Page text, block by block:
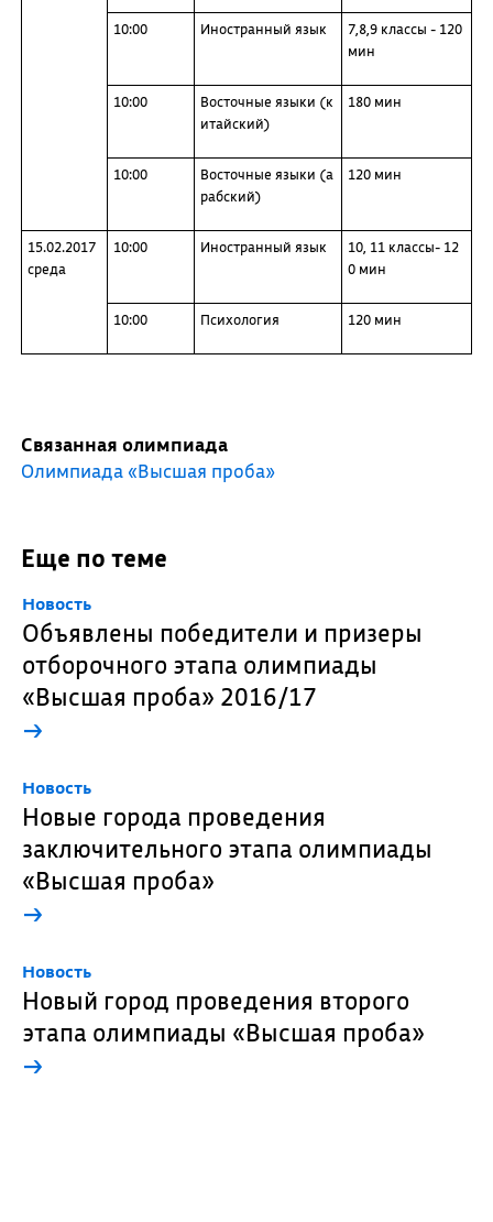
10:00 Иностранный язык
7,8,9 классы - 120
мин
10:00
Восточные языки (к
итайский)
180 мин
10:00
Восточные языки (а
рабский)
120 мин
15.02.2017
среда
10:00 Иностранный язык
10, 11 классы- 12
0 мин
10:00 Психология 120 мин
Связанная олимпиада
Олимпиада «Высшая проба»
Еще по теме
Новость
Объявлены победители и призеры
отборочного этапа олимпиады
«Высшая проба» 2016/17
→
Новость
Новые города проведения
заключительного этапа олимпиады
«Высшая проба»
→
Новость
Новый город проведения второго
этапа олимпиады «Высшая проба»
→